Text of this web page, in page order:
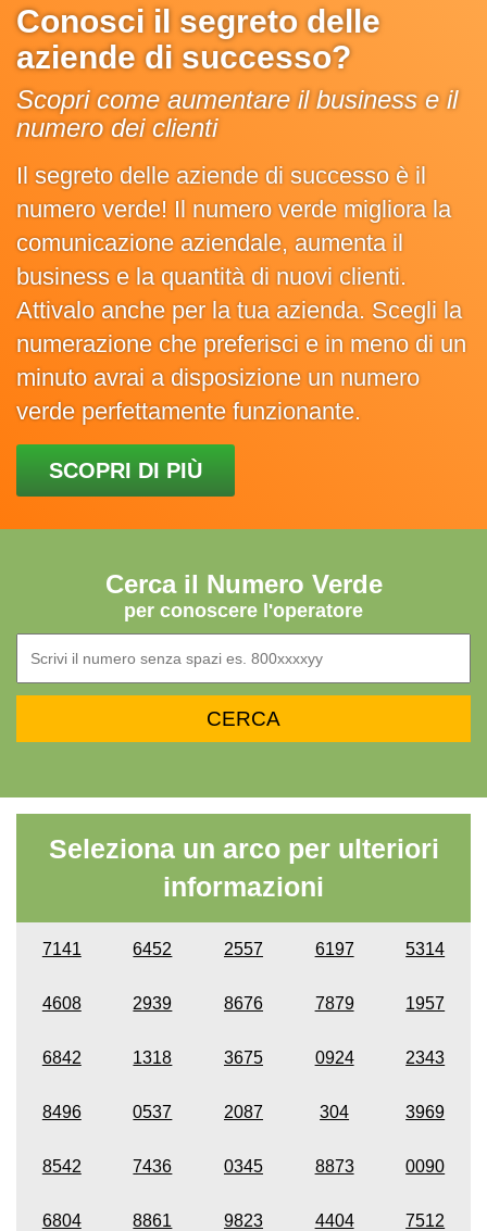
Conosci il segreto delle
aziende di successo?
Scopri come aumentare il business e il
numero dei clienti
Il segreto delle aziende di successo è il
numero verde! Il numero verde migliora la
comunicazione aziendale, aumenta il
business e la quantità di nuovi clienti.
Attivalo anche per la tua azienda. Scegli la
numerazione che preferisci e in meno di un
minuto avrai a disposizione un numero
verde perfettamente funzionante.
SCOPRI DI PIÙ
Cerca il Numero Verde
per conoscere l'operatore
Seleziona un arco per ulteriori
informazioni
7141 6452 2557 6197 5314
4608 2939 8676 7879 1957
6842 1318 3675 0924 2343
8496 0537 2087 304 3969
8542 7436 0345 8873 0090
6804 8861 9823 4404 7512